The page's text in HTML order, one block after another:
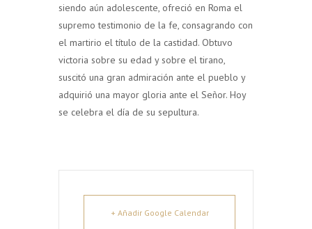
siendo aún adolescente, ofreció en Roma el
supremo testimonio de la fe, consagrando con
el martirio el título de la castidad. Obtuvo
victoria sobre su edad y sobre el tirano,
suscitó una gran admiración ante el pueblo y
adquirió una mayor gloria ante el Señor. Hoy
se celebra el día de su sepultura.
+ Añadir Google Calendar